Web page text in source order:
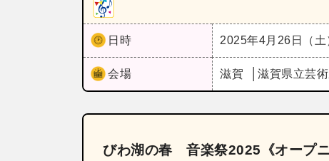
日時 2025年4月26日（土
会場 滋賀 滋賀県立芸
びわ湖の春 音楽祭2025《オープニ